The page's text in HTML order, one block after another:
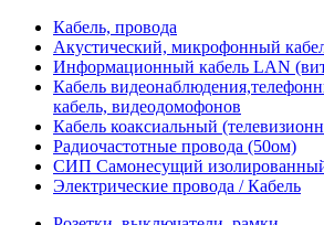
Кабель, провода
Акустический, микрофонный
Информационный кабель LAN
Кабель
кабель, видеодомофонов
Кабель коаксиальный
Радиочастотные провода (50ом)
СИП Самонесущий
Электрические провода / Кабель